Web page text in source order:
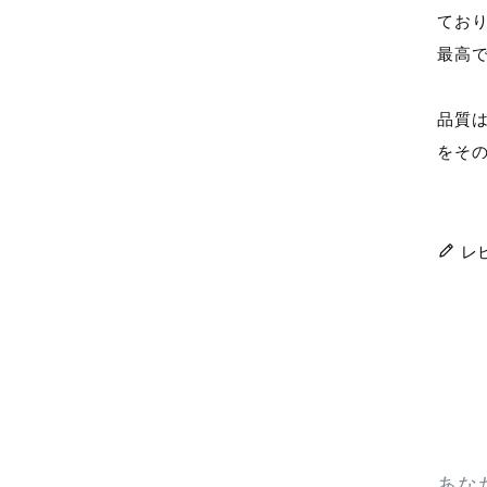
てお
最高
品質
をそ
レ